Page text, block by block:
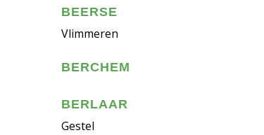
BEERSE
Vlimmeren
BERCHEM
BERLAAR
Gestel